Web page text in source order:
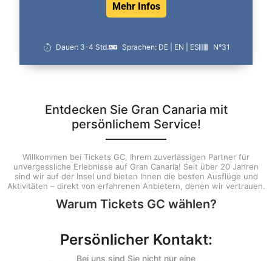
Mehr Infos
Dauer: 3-4 Std. Sprachen: DE | EN | ES N°31
Entdecken Sie Gran Canaria mit
persönlichem Service!
Willkommen bei Tickets GC, Ihrem zuverlässigen Partner für
unvergessliche Erlebnisse auf Gran Canaria! Seit über 20 Jahren
sind wir auf der Insel und bieten Ihnen die besten Ausflüge und
Aktivitäten – direkt von erfahrenen Anbietern, denen wir vertrauen.
Warum Tickets GC wählen?
Persönlicher Kontakt:
Bei uns sind Sie nicht nur eine